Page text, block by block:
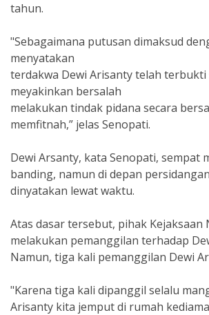
tahun.
"Sebagaimana putusan dimaksud
menyatakan
terdakwa Dewi Arisanty telah terbukti
meyakinkan bersalah
melakukan tindak pidana secara
memfitnah,” jelas Senopati.
Dewi Arsanty, kata Senopati, sempat
banding, namun di depan
dinyatakan lewat waktu.
Atas dasar tersebut, pihak Kejaksaan
melakukan pemanggilan terhadap
Namun, tiga kali pemanggilan Dewi
"Karena tiga kali dipanggil selalu
Arisanty kita jemput di rumah